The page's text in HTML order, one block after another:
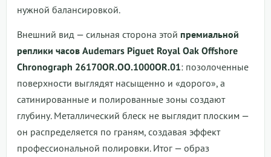
нужной балансировкой.
Внешний вид — сильная сторона этой премиальной
реплики часов Audemars Piguet Royal Oak Offshore
Chronograph 26170OR.OO.1000OR.01: позолоченные
поверхности выглядят насыщенно и «дорого», а
сатинированные и полированные зоны создают
глубину. Металлический блеск не выглядит плоским —
он распределяется по граням, создавая эффект
профессиональной полировки. Итог — образ